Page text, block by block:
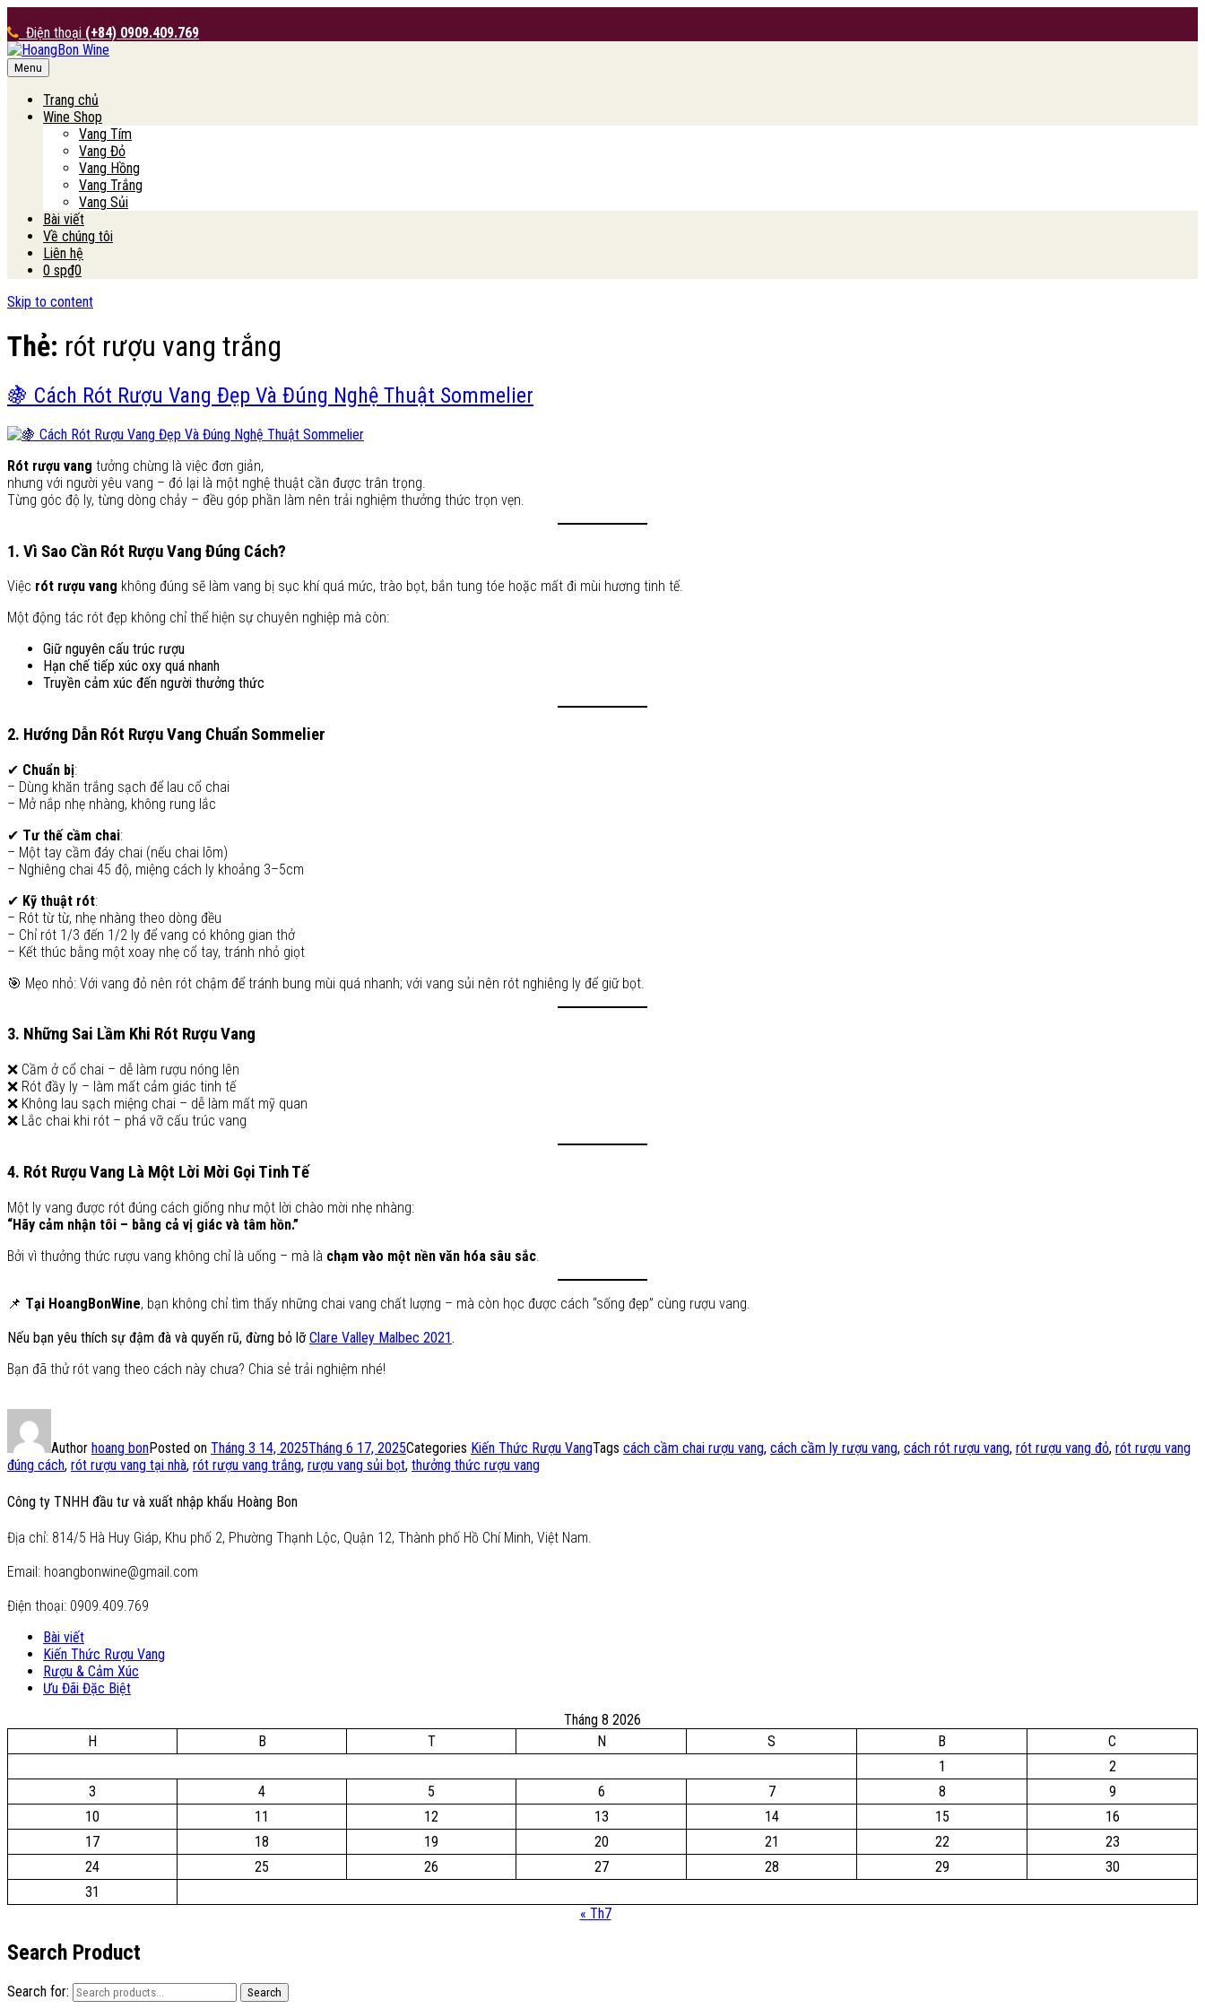
Điện thoại (+84) 0909.409.769
HoangBon Wine
Menu
Trang chủ
Wine Shop
Vang Tím
Vang Đỏ
Vang Hồng
Vang Trắng
Vang Sủi
Bài viết
Về chúng tôi
Liên hệ
0 sp₫0
Skip to content
Thẻ: rót rượu vang trắng
🍇 Cách Rót Rượu Vang Đẹp Và Đúng Nghệ Thuật Sommelier
Rót rượu vang tưởng chừng là việc đơn giản,
nhưng với người yêu vang – đó lại là một nghệ thuật cần được trân trọng.
Từng góc độ ly, từng dòng chảy – đều góp phần làm nên trải nghiệm thưởng thức trọn vẹn.
1. Vì Sao Cần Rót Rượu Vang Đúng Cách?
Việc rót rượu vang không đúng sẽ làm vang bị sục khí quá mức, trào bọt, bắn tung tóe hoặc mất đi mùi hương tinh tế.
Một động tác rót đẹp không chỉ thể hiện sự chuyên nghiệp mà còn:
Giữ nguyên cấu trúc rượu
Hạn chế tiếp xúc oxy quá nhanh
Truyền cảm xúc đến người thưởng thức
2. Hướng Dẫn Rót Rượu Vang Chuẩn Sommelier
✔ Chuẩn bị:
– Dùng khăn trắng sạch để lau cổ chai
– Mở nắp nhẹ nhàng, không rung lắc
✔ Tư thế cầm chai:
– Một tay cầm đáy chai (nếu chai lõm)
– Nghiêng chai 45 độ, miệng cách ly khoảng 3–5cm
✔ Kỹ thuật rót:
– Rót từ từ, nhẹ nhàng theo dòng đều
– Chỉ rót 1/3 đến 1/2 ly để vang có không gian thở
– Kết thúc bằng một xoay nhẹ cổ tay, tránh nhỏ giọt
🎯 Mẹo nhỏ: Với vang đỏ nên rót chậm để tránh bung mùi quá nhanh; với vang sủi nên rót nghiêng ly để giữ bọt.
3. Những Sai Lầm Khi Rót Rượu Vang
❌ Cầm ở cổ chai – dễ làm rượu nóng lên
❌ Rót đầy ly – làm mất cảm giác tinh tế
❌ Không lau sạch miệng chai – dễ làm mất mỹ quan
❌ Lắc chai khi rót – phá vỡ cấu trúc vang
4. Rót Rượu Vang Là Một Lời Mời Gọi Tinh Tế
Một ly vang được rót đúng cách giống như một lời chào mời nhẹ nhàng:
“Hãy cảm nhận tôi – bằng cả vị giác và tâm hồn.”
Bởi vì thưởng thức rượu vang không chỉ là uống – mà là chạm vào một nền văn hóa sâu sắc
📌 Tại HoangBonWine, bạn không chỉ tìm thấy những chai vang chất lượng – mà còn học được cách “sống đẹp” cùng rượu vang.
Nếu bạn yêu thích sự đậm đà và quyến rũ, đừng bỏ lỡ Clare Valley Malbec 2021.
Bạn đã thử rót vang theo cách này chưa? Chia sẻ trải nghiệm nhé!
Author hoang bonPosted on Tháng 3 14, 2025Tháng 6 17, 2025Categories Kiến Thức Rượu VangTags cách cầm chai rượu vang, cách cầm ly rượu vang, cách rót rượu vang, rót rượu vang đỏ, rót rượu vang
đúng cách, rót rượu vang tại nhà, rót rượu vang trắng, rượu vang sủi bọt, thưởng thức rượu vang
Công ty TNHH đầu tư và xuất nhập khẩu Hoàng Bon
Địa chỉ: 814/5 Hà Huy Giáp, Khu phố 2, Phường Thạnh Lộc, Quận 12, Thành phố Hồ Chí Minh, Việt Nam.
Email: hoangbonwine@gmail.com
Điện thoại: 0909.409.769
Bài viết
Kiến Thức Rượu Vang
Rượu & Cảm Xúc
Ưu Đãi Đặc Biệt
Tháng 8 2026
H
B T N S B
C
1
2
3
4 5 6 7 8
9
10
11 12 13 14 15
16
17
18 19 20 21 22
23
24
25 26 27 28 29
30
31
« Th7
Search Product
Search for: Search